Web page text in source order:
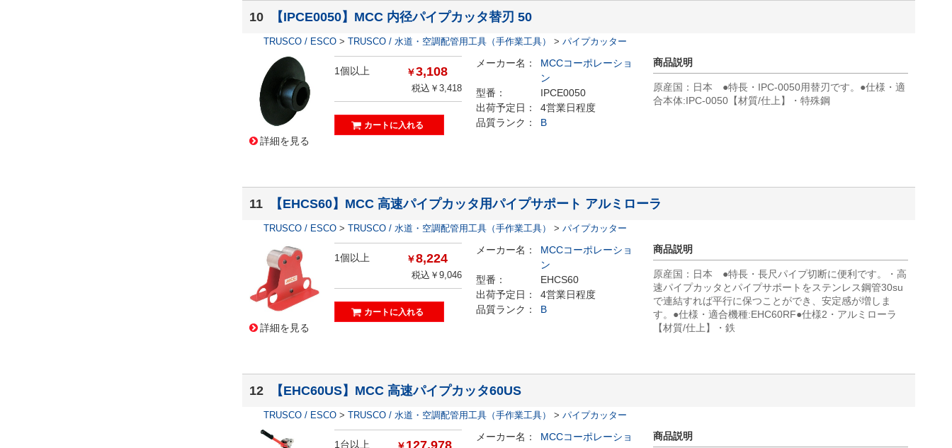
10 【IPCE0050】MCC 内径パイプカッタ替刃 50
TRUSCO / ESCO > TRUSCO / 水道・空調配管用工具（手作業工具） > パイプカッター
詳細を見る
1個以上 ￥3,108
税込￥3,418
メーカー名：
MCCコーポレーショ
ン
型番：
IPCE0050
出荷予定日：
4営業日程度
品質ランク：
B
商品説明
原産国：日本 ●特長・IPC-0050用替刃です。●仕様・適
合本体:IPC-0050【材質/仕上】・特殊鋼
11 【EHCS60】MCC 高速パイプカッタ用パイプサポート アルミローラ
TRUSCO / ESCO > TRUSCO / 水道・空調配管用工具（手作業工具） > パイプカッター
詳細を見る
1個以上 ￥8,224
税込￥9,046
メーカー名：
MCCコーポレーショ
ン
型番：
EHCS60
出荷予定日：
4営業日程度
品質ランク：
B
商品説明
原産国：日本 ●特長・長尺パイプ切断に便利です。・高
速パイプカッタとパイプサポートをステンレス鋼管30su
で連結すれば平行に保つことができ、安定感が増しま
す。●仕様・適合機種:EHC60RF●仕様2・アルミローラ
【材質/仕上】・鉄
12 【EHC60US】MCC 高速パイプカッタ60US
TRUSCO / ESCO > TRUSCO / 水道・空調配管用工具（手作業工具） > パイプカッター
1台以上 127,978
メーカー名：
MCCコーポレーショ
商品説明